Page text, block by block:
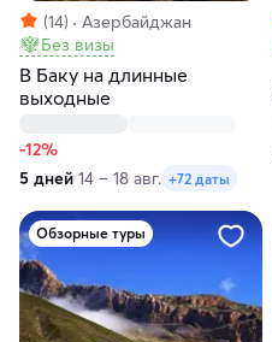
(14)
Азербайджан
Без визы
В Баку на длинные
выходные
-12%
5 дней 14 – 18 авг. +72 даты
Обзорные туры